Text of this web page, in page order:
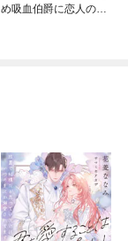
め吸血伯爵に恋人のフ